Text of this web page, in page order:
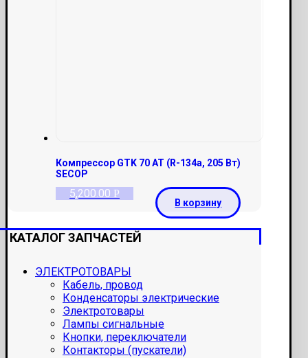
Компрессор GTK 70 AT (R-134a, 205 Вт)
SECOP
5,200.00 Р
В корзину
КАТАЛОГ ЗАПЧАСТЕЙ
ЭЛЕКТРОТОВАРЫ
Кабель, провод
Конденсаторы электрические
Электротовары
Лампы сигнальные
Кнопки, переключатели
Контакторы (пускатели)